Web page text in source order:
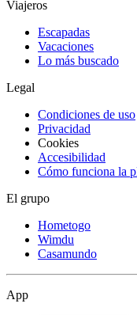
Viajeros
Escapadas
Vacaciones
Lo más buscado
Legal
Condiciones de uso
Privacidad
Cookies
Accesibilidad
Cómo funciona la
El grupo
Hometogo
Wimdu
Casamundo
App